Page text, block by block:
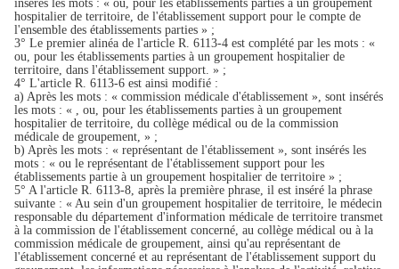
insérés les mots : « ou, pour les établissements parties à un groupement
hospitalier de territoire, de l'établissement support pour le compte de
l'ensemble des établissements parties » ;
3° Le premier alinéa de l'article R. 6113-4 est complété par les mots : «
ou, pour les établissements parties à un groupement hospitalier de
territoire, dans l'établissement support. » ;
4° L'article R. 6113-6 est ainsi modifié :
a) Après les mots : « commission médicale d'établissement », sont insérés
les mots : « , ou, pour les établissements parties à un groupement
hospitalier de territoire, du collège médical ou de la commission
médicale de groupement, » ;
b) Après les mots : « représentant de l'établissement », sont insérés les
mots : « ou le représentant de l'établissement support pour les
établissements partie à un groupement hospitalier de territoire » ;
5° A l'article R. 6113-8, après la première phrase, il est inséré la phrase
suivante : « Au sein d'un groupement hospitalier de territoire, le médecin
responsable du département d'information médicale de territoire transmet
à la commission de l'établissement concerné, au collège médical ou à la
commission médicale de groupement, ainsi qu'au représentant de
l'établissement concerné et au représentant de l'établissement support du